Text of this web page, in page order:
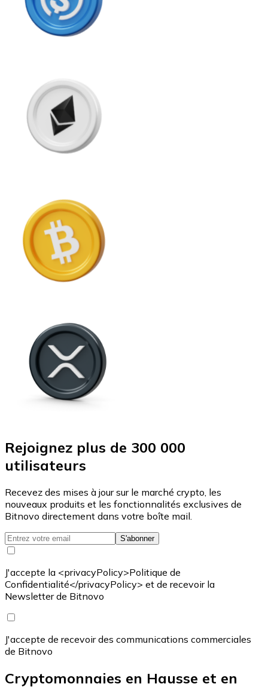
Rejoignez plus de 300 000
utilisateurs
Recevez des mises à jour sur le marché crypto, les
nouveaux produits et les fonctionnalités exclusives de
Bitnovo directement dans votre boîte mail.
S'abonner
J'accepte la <privacyPolicy>Politique de
Confidentialité</privacyPolicy> et de recevoir la
Newsletter de Bitnovo
J'accepte de recevoir des communications commerciales
de Bitnovo
Cryptomonnaies en Hausse et en